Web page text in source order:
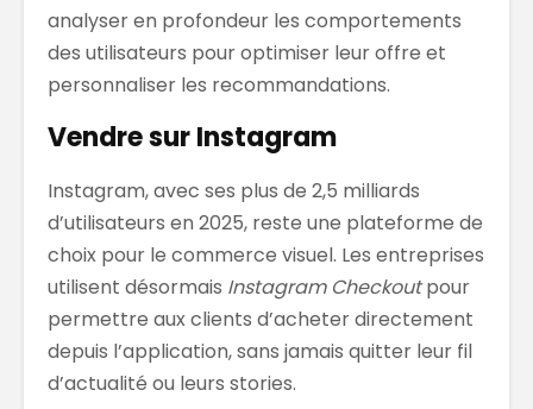
analyser en profondeur les comportements
des utilisateurs pour optimiser leur offre et
personnaliser les recommandations.
Vendre sur Instagram
Instagram, avec ses plus de 2,5 milliards
d’utilisateurs en 2025, reste une plateforme de
choix pour le commerce visuel. Les entreprises
utilisent désormais Instagram Checkoutpour
permettre aux clients d’acheter directement
depuis l’application, sans jamais quitter leur fil
d’actualité ou leurs stories.